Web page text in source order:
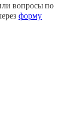
вопросы по
форму